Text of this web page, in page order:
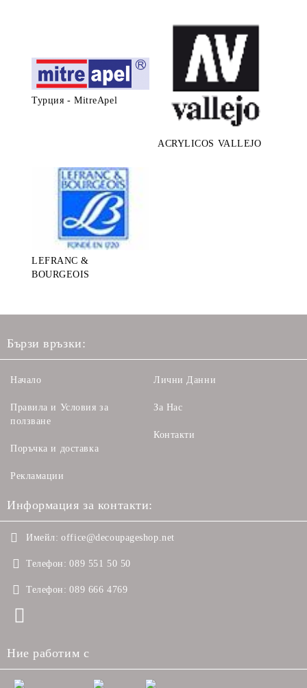
Турция - MitreApel
ACRYLICOS VALLEJO
LEFRANC &
BOURGEOIS
Бързи връзки:
Начало
Правила и Условия за
ползване
Поръчка и доставка
Рекламации
Лични Данни
За Нас
Контакти
Информация за контакти:
Имейл: office@decoupageshop.net
Телефон: 089 551 50 50
Телефон: 089 666 4769
Ние работим с